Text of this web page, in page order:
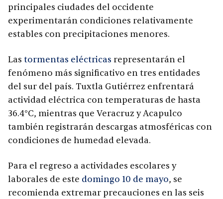
principales ciudades del occidente
experimentarán condiciones relativamente
estables con precipitaciones menores.
Las tormentas eléctricas representarán el
fenómeno más significativo en tres entidades
del sur del país. Tuxtla Gutiérrez enfrentará
actividad eléctrica con temperaturas de hasta
36.4°C, mientras que Veracruz y Acapulco
también registrarán descargas atmosféricas con
condiciones de humedad elevada.
Para el regreso a actividades escolares y
laborales de este domingo 10 de mayo, se
recomienda extremar precauciones en las seis